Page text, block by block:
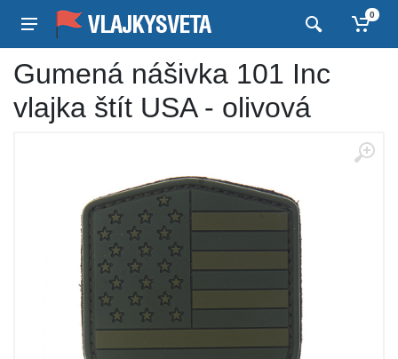
0
Gumená nášivka 101 Inc
vlajka štít USA - olivová